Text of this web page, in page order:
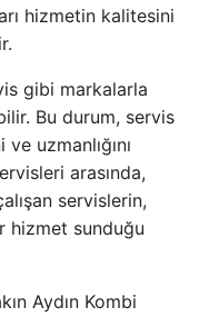
hizmetin kalitesini
gibi markalarla
Bu durum, servis
uzmanlığını
arasında,
servislerin,
hizmet sunduğu
Aydın Kombi